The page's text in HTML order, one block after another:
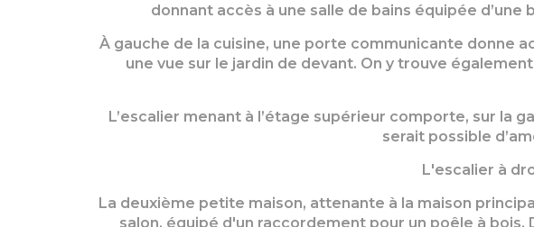
donnant accès à une salle de bains équipée
À gauche de la cuisine, une porte communicante donne
une vue sur le jardin de devant. On y trouve
L’escalier menant à l’étage supérieur comporte, sur la
serait possible
L'escalier à
La deuxième petite maison, attenante à la maison
salon, équipé d'un raccordement pour un poêle à